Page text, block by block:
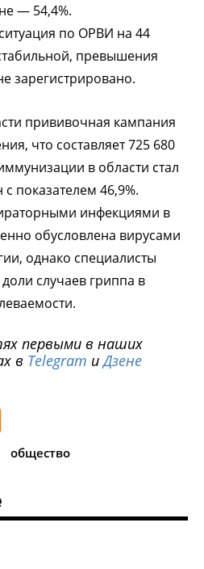
— 54,4%.
по ОРВИ на 44
превышения
зарегистрировано.
прививочная кампания
что составляет 725 680
в области стал
показателем 46,9%.
инфекциями в
обусловлена вирусами
однако специалисты
случаев гриппа в
первыми в наших
в Telegram иДзене
общество